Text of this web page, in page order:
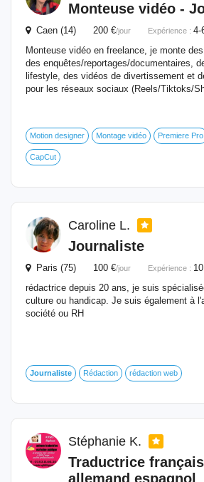
Monteuse vidéo -
Caen (14) 200 €/jour Expérience : 4-
Monteuse vidéo en freelance, je monte
des enquêtes/reportages/documentaires,
lifestyle, des vidéos de divertissement et
pour les réseaux sociaux (Reels/Tiktoks/
Motion designer Montage vidéo Premiere Pro
CapCut
Caroline L.
Journaliste
Paris (75) 100 €/jour Expérience :
rédactrice depuis 20 ans, je suis
culture ou handicap. Je suis également à
société ou RH
Journaliste Rédaction rédaction web
Stéphanie K.
Traductrice
allemand espagnol